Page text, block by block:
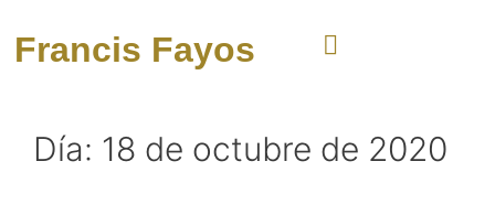
Francis Fayos
Día: 18 de octubre de 2020